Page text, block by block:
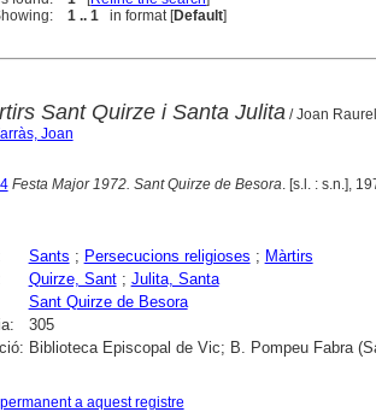
1 .. 1 in format [Default]
Sant Quirze i Santa Julita/ Joan
Joan
Festa Major 1972. Sant Quirze de Besora. [s.l. : s.n.],
Sants ; Persecucions religioses ; Màrtirs
Quirze, Sant; Julita, Santa
Sant Quirze de Besora
305
Biblioteca Episcopal de Vic; B. Pompeu Fabra
a aquest registre